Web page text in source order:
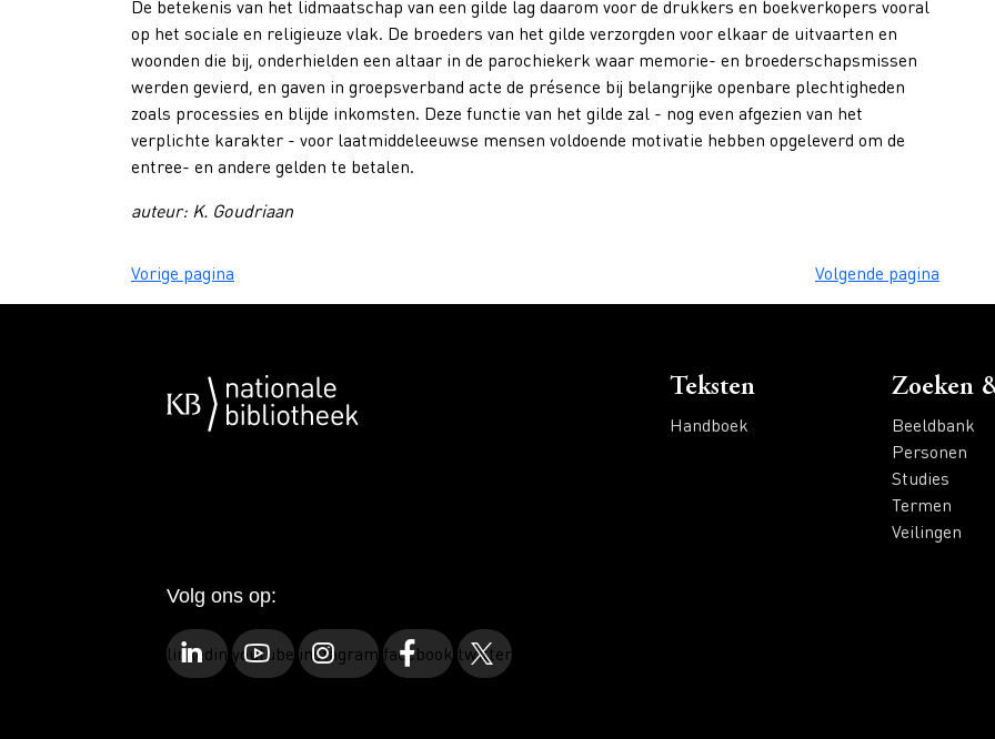
De betekenis van het lidmaatschap van een gilde lag daarom voor de drukkers en boekverkopers vooral
op het sociale en religieuze vlak. De broeders van het gilde verzorgden voor elkaar de uitvaarten en
woonden die bij, onderhielden een altaar in de parochiekerk waar memorie- en broederschapsmissen
werden gevierd, en gaven in groepsverband acte de présence bij belangrijke openbare plechtigheden
zoals processies en blijde inkomsten. Deze functie van het gilde zal - nog even afgezien van het
verplichte karakter - voor laatmiddeleeuwse mensen voldoende motivatie hebben opgeleverd om de
entree- en andere gelden te betalen.
auteur: K. Goudriaan
Vorige pagina Volgende pagina
Voet
Teksten
Handboek
Zoeken
Beeldbank
Personen
Studies
Termen
Veilingen
Volg ons op:
linkedinyoutubeinstagramfacebooktwitter